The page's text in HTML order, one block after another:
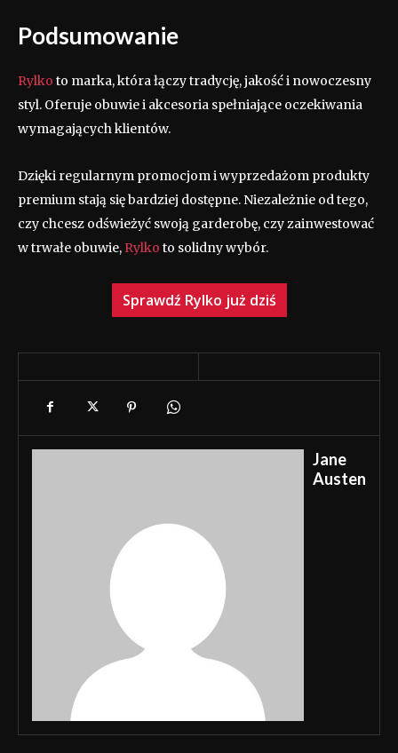
Podsumowanie
Rylko to marka, która łączy tradycję, jakość i nowoczesny
styl. Oferuje obuwie i akcesoria spełniające oczekiwania
wymagających klientów.
Dzięki regularnym promocjom i wyprzedażom produkty
premium stają się bardziej dostępne. Niezależnie od tego,
czy chcesz odświeżyć swoją garderobę, czy zainwestować
w trwałe obuwie, Rylko to solidny wybór.
Sprawdź Rylko już dziś
Jane
Austen